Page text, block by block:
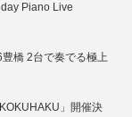
Piano Live
橋 2台で奏でる極上
」開催決